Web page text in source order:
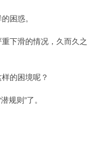
困惑。
下滑的情况，久而久之
的困境呢？
规则”了。